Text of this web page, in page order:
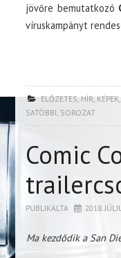
jövőre bemutatkozó
víruskampányt
ELŐZETES HÍR KÉPEK
SATÖBBI SOROZAT
Comic
PUBLIKÁLTA 2018.
Ma kezdődik a San